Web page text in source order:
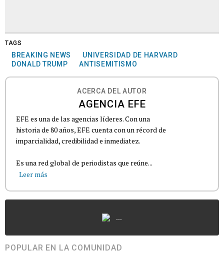
TAGS
BREAKING NEWS
UNIVERSIDAD DE HARVARD
DONALD TRUMP
ANTISEMITISMO
ACERCA DEL AUTOR
AGENCIA EFE
EFE es una de las agencias líderes. Con una
historia de 80 años, EFE cuenta con un récord de
imparcialidad, credibilidad e inmediatez.
Es una red global de periodistas que reúne...
Leer más
...
POPULAR EN LA COMUNIDAD